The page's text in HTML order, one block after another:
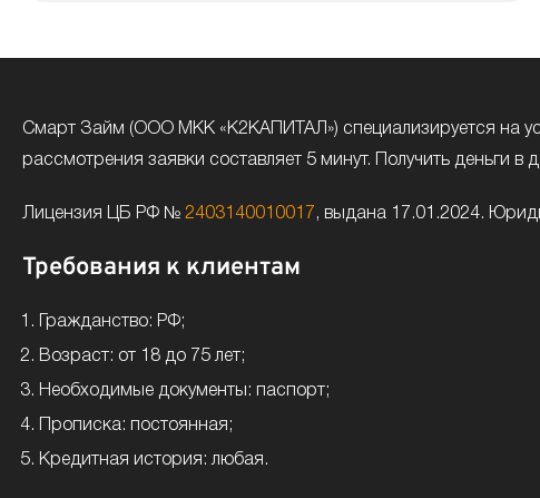
Смарт Займ (ООО МКК «К2КАПИТАЛ») специализируется на
рассмотрения заявки составляет 5 минут. Получить деньги в
Лицензия ЦБ РФ № 2403140010017 , выдана 17.01.2024.
Требования к клиентам
Гражданство: РФ;
Возраст: от 18 до 75 лет;
Необходимые документы: паспорт;
Прописка: постоянная;
Кредитная история: любая.